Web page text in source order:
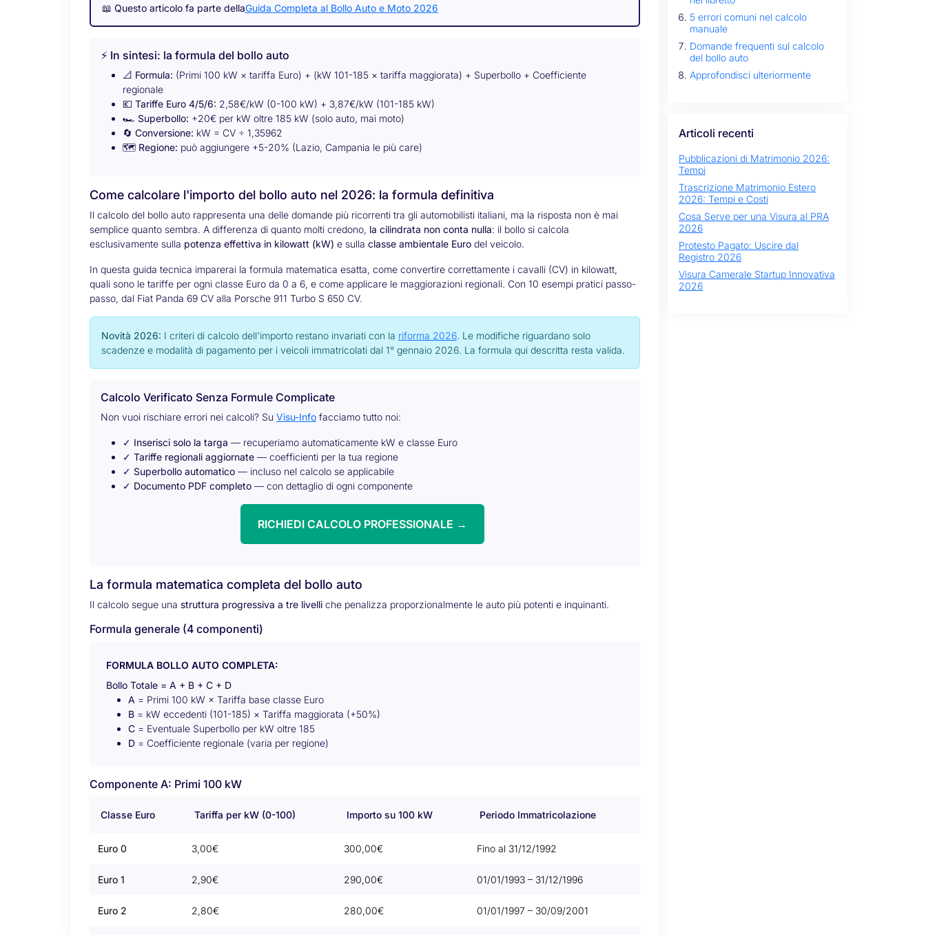
📖 Questo articolo fa parte dellaGuida Completa al Bollo Auto e Moto 2026
⚡ In sintesi: la formula del bollo auto
📐 Formula: (Primi 100 kW × tariffa Euro) + (kW 101-185 × tariffa maggiorata) + Superbollo + Coefficiente
regionale
💶 Tariffe Euro 4/5/6: 2,58€/kW (0-100 kW) + 3,87€/kW (101-185 kW)
🏎️ Superbollo: +20€ per kW oltre 185 kW (solo auto, mai moto)
🔄 Conversione: kW = CV ÷ 1,35962
🗺️ Regione: può aggiungere +5-20% (Lazio, Campania le più care)
Come calcolare l'importo del bollo auto nel 2026: la formula definitiva
Il calcolo del bollo auto rappresenta una delle domande più ricorrenti tra gli automobilisti italiani, ma la risposta non è mai
semplice quanto sembra. A differenza di quanto molti credono, la cilindrata non conta nulla: il bollo si calcola
esclusivamente sulla potenza effettiva in kilowatt (kW) e sulla classe ambientale Euro del veicolo.
In questa guida tecnica imparerai la formula matematica esatta, come convertire correttamente i cavalli (CV) in kilowatt,
quali sono le tariffe per ogni classe Euro da 0 a 6, e come applicare le maggiorazioni regionali. Con 10 esempi pratici passo-
passo, dal Fiat Panda 69 CV alla Porsche 911 Turbo S 650 CV.
Novità 2026: I criteri di calcolo dell'importo restano invariati con la riforma 2026. Le modifiche riguardano solo
scadenze e modalità di pagamento per i veicoli immatricolati dal 1° gennaio 2026. La formula qui descritta resta valida.
Calcolo Verificato Senza Formule Complicate
Non vuoi rischiare errori nei calcoli? Su Visu-Info facciamo tutto noi:
✓ Inserisci solo la targa — recuperiamo automaticamente kW e classe Euro
✓ Tariffe regionali aggiornate — coefficienti per la tua regione
✓ Superbollo automatico — incluso nel calcolo se applicabile
✓ Documento PDF completo — con dettaglio di ogni componente
RICHIEDI CALCOLO PROFESSIONALE →
La formula matematica completa del bollo auto
Il calcolo segue una struttura progressiva a tre livelli che penalizza proporzionalmente le auto più potenti e inquinanti.
Formula generale (4 componenti)
FORMULA BOLLO AUTO COMPLETA:
Bollo Totale = A + B + C + D
A = Primi 100 kW × Tariffa base classe Euro
B = kW eccedenti (101-185) × Tariffa maggiorata (+50%)
C = Eventuale Superbollo per kW oltre 185
D = Coefficiente regionale (varia per regione)
Componente A: Primi 100 kW
Classe Euro Tariffa per kW (0-100) Importo su 100 kW Periodo Immatricolazione
Euro 0 3,00€ 300,00€ Fino al 31/12/1992
Euro 1 2,90€ 290,00€ 01/01/1993 – 31/12/1996
Euro 2 2,80€ 280,00€ 01/01/1997 – 30/09/2001
5 errori comuni nel calcolo
manuale
Domande frequenti sul calcolo
del bollo auto
Approfondisci ulteriormente
Articoli recenti
Pubblicazioni di Matrimonio 2026:
Tempi
Trascrizione Matrimonio Estero
2026: Tempi e Costi
Cosa Serve per una Visura al PRA
2026
Protesto Pagato: Uscire dal
Registro 2026
Visura Camerale Startup Innovativa
2026